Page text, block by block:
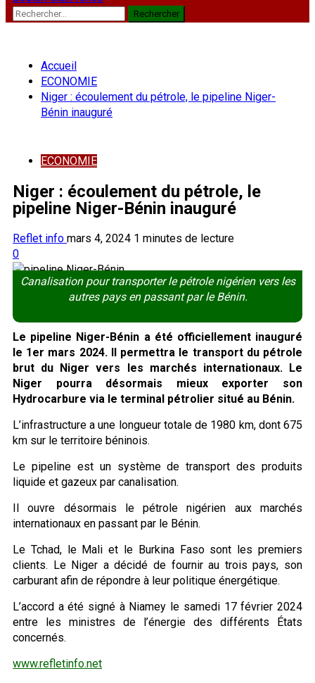
Rechercher :
Accueil
ECONOMIE
Niger : écoulement du pétrole, le pipeline Niger-
Bénin inauguré
ECONOMIE
Niger : écoulement du pétrole, le
pipeline Niger-Bénin inauguré
Reflet info mars 4, 2024 1 minutes de lecture
0
Canalisation pour transporter le pétrole nigérien vers les
autres pays en passant par le Bénin.
Le pipeline Niger-Bénin a été officiellement inauguré
le 1er mars 2024. Il permettra le transport du pétrole
brut du Niger vers les marchés internationaux. Le
Niger pourra désormais mieux exporter son
Hydrocarbure via le terminal pétrolier situé au Bénin.
L’infrastructure a une longueur totale de 1980 km, dont 675
km sur le territoire béninois.
Le pipeline est un système de transport des produits
liquide et gazeux par canalisation.
Il ouvre désormais le pétrole nigérien aux marchés
internationaux en passant par le Bénin.
Le Tchad, le Mali et le Burkina Faso sont les premiers
clients. Le Niger a décidé de fournir au trois pays, son
carburant afin de répondre à leur politique énergétique.
L’accord a été signé à Niamey le samedi 17 février 2024
entre les ministres de l’énergie des différents États
concernés.
www.refletinfo.net